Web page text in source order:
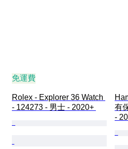
免運費
Rolex - Explorer 36 Watch
- 124273 - 男士 - 2020+
有
-